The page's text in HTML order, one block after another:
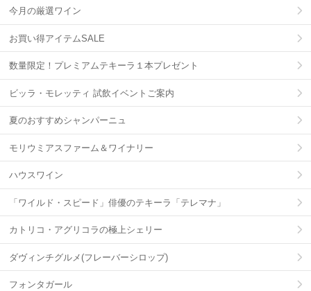
今月の厳選ワイン
お買い得アイテムSALE
数量限定！プレミアムテキーラ１本プレゼント
ビッラ・モレッティ 試飲イベントご案内
夏のおすすめシャンパーニュ
モリウミアスファーム＆ワイナリー
ハウスワイン
「ワイルド・スピード」俳優のテキーラ「テレマナ」
カトリコ・アグリコラの極上シェリー
ダヴィンチグルメ(フレーバーシロップ)
フォンタガール